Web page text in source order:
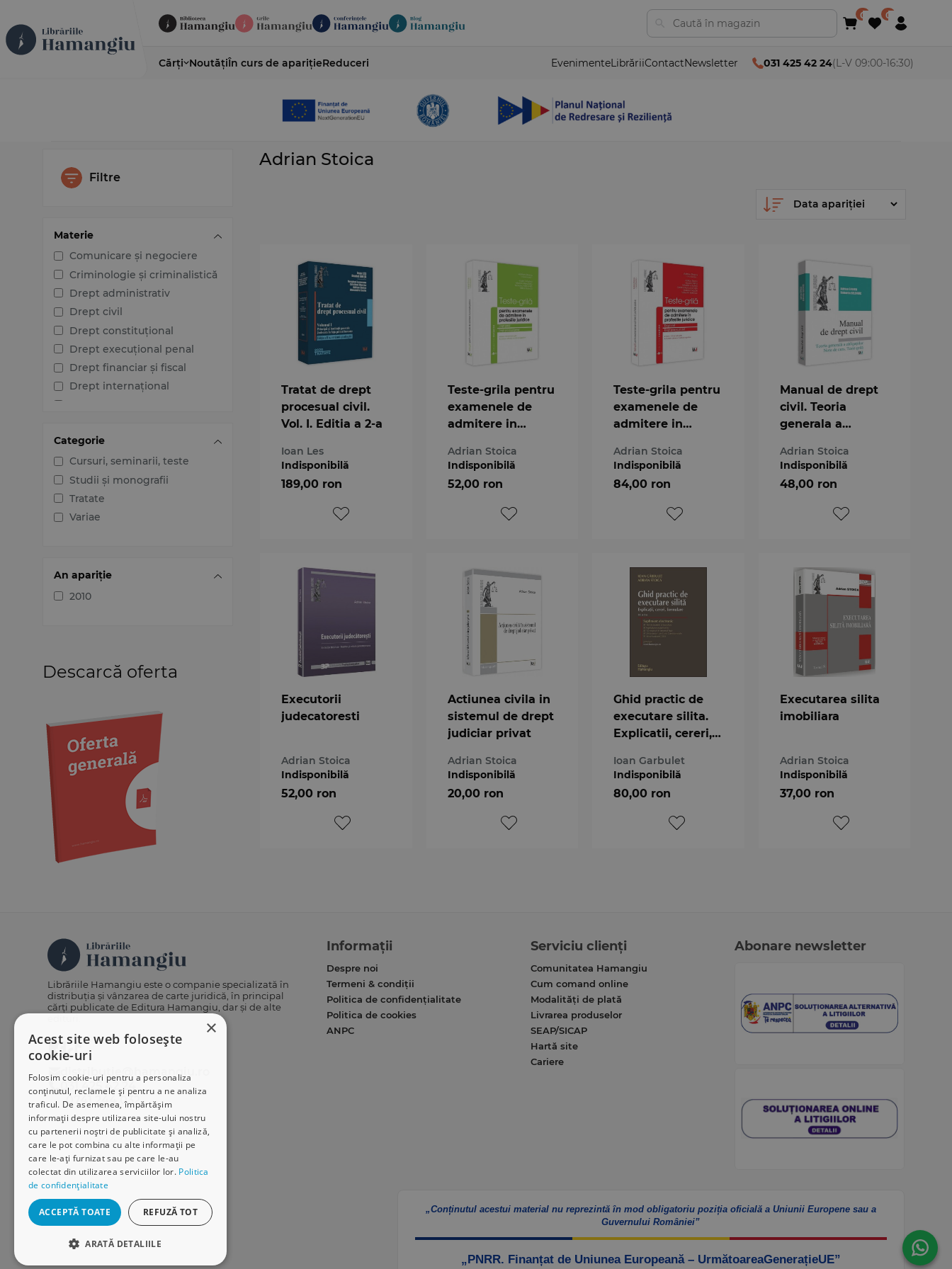
Cărți NoutățiÎn curs de aparițieReduceri EvenimenteLibrăriiContactNewsletter 031 425 42 24(L-V 09:00-16:30)
Filtre
Materie
Comunicare și negociere
Criminologie și criminalistică
Drept administrativ
Drept civil
Drept constituțional
Drept execuțional penal
Drept financiar și fiscal
Drept internațional
Drept procesual penal
Dreptul afacerilor
Dreptul familiei
Dreptul mediului
Dreptul muncii și securității
Dreptul proprietății
intelectuale
Dreptul Uniunii Europene
Organizarea profesiilor
Psihologie
Teoria generală a dreptului
Variae
Categorie
Cursuri, seminarii, teste
Studii și monografii
Tratate
Variae
An apariție
2010
Descarcă oferta
Adrian Stoica
Tratat de drept
procesual civil.
Vol. I. Editia a 2-a
Ioan Les
Indisponibilă
189,00 ron
Teste-grila pentru
examenele de
admitere in
Drept penal si
drept procesual
penal
Adrian Stoica
Indisponibilă
52,00 ron
Teste-grila pentru
examenele de
admitere in
Drept civil si
drept procesual
civil
Adrian Stoica
Indisponibilă
84,00 ron
Manual de drept
civil. Teoria
generala a
de curs. Teste-
Grila
Adrian Stoica
Indisponibilă
48,00 ron
Executorii
judecatoresti
Adrian Stoica
Indisponibilă
52,00 ron
Actiunea civila in
sistemul de drept
judiciar privat
Adrian Stoica
Indisponibilă
20,00 ron
Ghid practic de
executare silita.
Explicatii, cereri,
a 2-a
Ioan Garbulet
Indisponibilă
80,00 ron
Executarea silita
imobiliara
Adrian Stoica
Indisponibilă
37,00 ron
×
Acest site web folosește
cookie-uri
Folosim cookie-uri pentru a personaliza
conținutul, reclamele și pentru a ne analiza
traficul. De asemenea, împărtășim
informații despre utilizarea site-ului nostru
cu partenerii noștri de publicitate și analiză,
care le pot combina cu alte informații pe
care le-ați furnizat sau pe care le-au
colectat din utilizarea serviciilor lor. Politica
de confidențialitate
ACCEPTĂ TOATE REFUZĂ TOT
ARATĂ DETALIILE
Librăriile Hamangiu este o companie specializată în
distribuția și vânzarea de carte juridică, în principal
cărți publicate de Editura Hamangiu, dar și de alte
distributie@hamangiu.ro
031 425 42 24
0741 244 032
Informații
Despre noi
Termeni & condiții
Politica de confidențialitate
Politica de cookies
ANPC
Serviciu clienți
Comunitatea Hamangiu
Cum comand online
Modalități de plată
Livrarea produselor
SEAP/SICAP
Hartă site
Cariere
Abonare newsletter
„Conținutul acestui material nu reprezintă în mod obligatoriu poziția oficială a Uniunii Europene sau a
Guvernului României”
„PNRR. Finanțat de Uniunea Europeană – UrmătoareaGenerațieUE”